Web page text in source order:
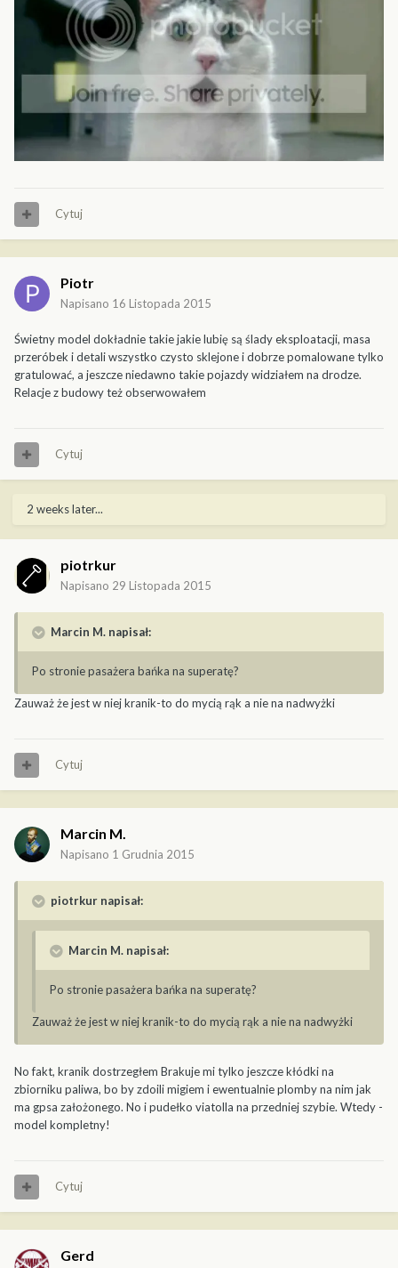
Cytuj
Piotr
Napisano 16 Listopada 2015
Świetny model dokładnie takie jakie lubię są ślady eksploatacji, masa
przeróbek i detali wszystko czysto sklejone i dobrze pomalowane tylko
gratulować, a jeszcze niedawno takie pojazdy widziałem na drodze.
Relacje z budowy też obserwowałem
Cytuj
2 weeks later...
piotrkur
Napisano 29 Listopada 2015
Marcin M. napisał:
Po stronie pasażera bańka na superatę?
Zauważ że jest w niej kranik-to do mycią rąk a nie na nadwyżki
Cytuj
Marcin M.
Napisano 1 Grudnia 2015
piotrkur napisał:
Marcin M. napisał:
Po stronie pasażera bańka na superatę?
Zauważ że jest w niej kranik-to do mycią rąk a nie na nadwyżki
No fakt, kranik dostrzegłem Brakuje mi tylko jeszcze kłódki na
zbiorniku paliwa, bo by zdoili migiem i ewentualnie plomby na nim jak
ma gpsa założonego. No i pudełko viatolla na przedniej szybie. Wtedy -
model kompletny!
Cytuj
Gerd